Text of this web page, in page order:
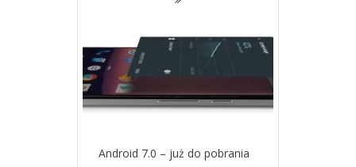
Android 7.0 – już do pobrania